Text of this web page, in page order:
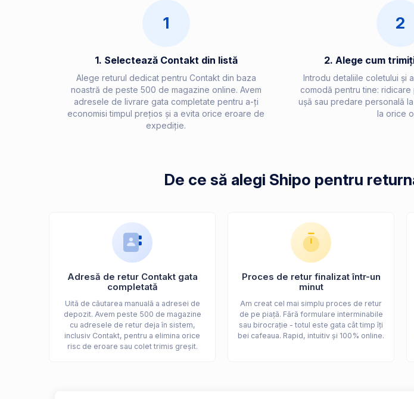
1
1. Selectează Contakt din listă
Alege returul dedicat pentru Contakt din baza
noastră de peste 500 de magazine online. Avem
adresele de livrare gata completate pentru a-ți
economisi timpul prețios și a evita orice eroare de
expediție.
2
2. Alege cum
Introdu detaliile coletului și
comodă pentru tine:
ușă sau predare personală
la orice
De ce să alegi Shipo pentru
Adresă de retur Contakt gata
completată
Uită de căutarea manuală a adresei de
depozit. Avem peste 500 de magazine
cu adresele de retur deja în sistem,
inclusiv Contakt, pentru a elimina orice
risc de eroare sau colet trimis greșit.
Proces de retur finalizat într-un
minut
Am creat cel mai simplu proces de retur
de pe piață. Fără formulare interminabile
sau birocrație - totul este gata cât timp îți
bei cafeaua. Rapid, intuitiv și 100% online.